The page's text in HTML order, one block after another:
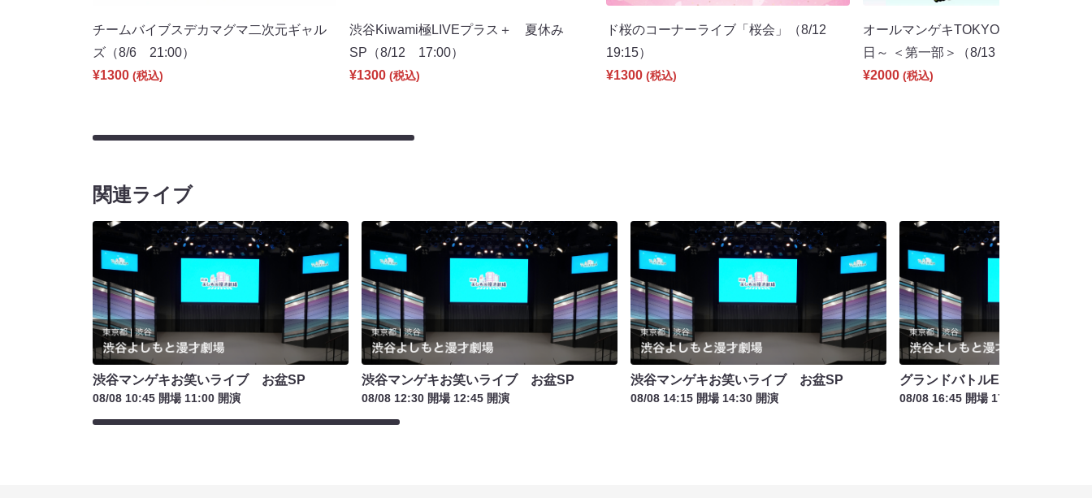
チームバイブスデカマグマ二次元ギャル
ズ（8/6 21:00）
¥1300 (税込)
渋谷Kiwami極LIVEプラス＋ 夏休み
SP（8/12 17:00）
¥1300 (税込)
ド桜のコーナーライブ「桜会」（8/12
19:15）
¥1300 (税込)
オールマンゲキTOKYO～東京マンゲ
日～ ＜第一部＞（8/13 13:00）
¥2000 (税込)
関連ライブ
渋谷マンゲキお笑いライブ お盆SP
08/08 10:45 開場 11:00 開演
渋谷マンゲキお笑いライブ お盆SP
08/08 12:30 開場 12:45 開演
渋谷マンゲキお笑いライブ お盆SP
08/08 14:15 開場 14:30 開演
グランドバトルEAST
08/08 16:45 開場 17:00 開演